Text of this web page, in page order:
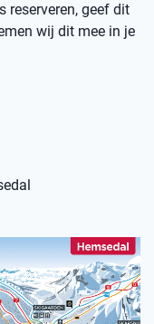
reserveren, geef dit
wij dit mee in je